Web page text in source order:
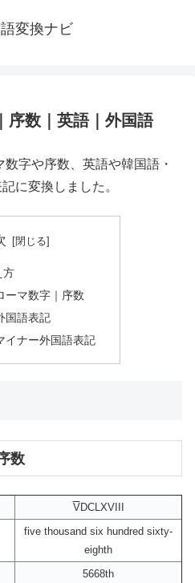
変換ナビ
序数｜英語｜外国語
字や序数、英語や韓国語・
に変換しました。
方
ーマ数字｜序数
国語表記
イナー外国語表記
数
VDCLXVIII
five thousand six hundred sixty-
eighth
5668th